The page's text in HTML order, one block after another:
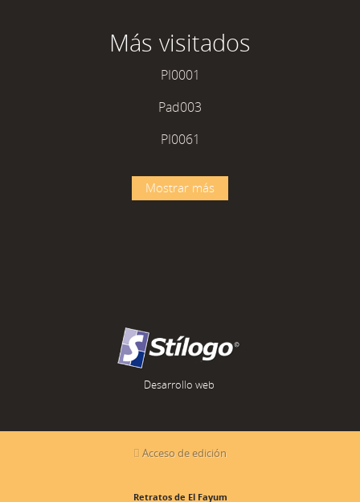
Más visitados
PI0001
Pad003
PI0061
Mostrar más
Desarrollo web
Acceso de edición
Retratos de El Fayum